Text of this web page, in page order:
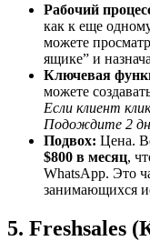
Рабочий
как к еще
можете
ящике” и
Ключевая
можете
Если клиент
Подождите 2
Подвох: Цена.
$800 в месяц,
WhatsApp. Это
занимающихся
5. Freshsales